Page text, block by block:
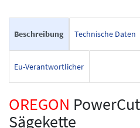
Beschreibung Technische Daten
Eu-Verantwortlicher
OREGON
Sägekette